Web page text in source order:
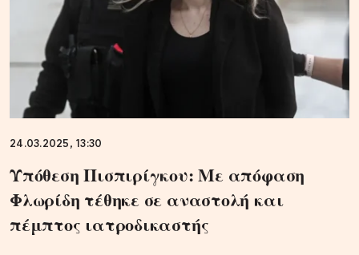
24.03.2025, 13:30
Υπόθεση Πισπιρίγκου: Με απόφαση
Φλωρίδη τέθηκε σε αναστολή και
πέμπτος ιατροδικαστής